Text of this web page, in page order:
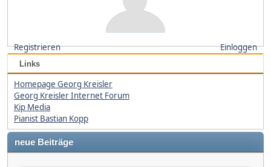
Registrieren Einloggen
Links
Homepage Georg Kreisler
Georg Kreisler Internet Forum
Kip Media
Pianist Bastian Kopp
neue Beiträge